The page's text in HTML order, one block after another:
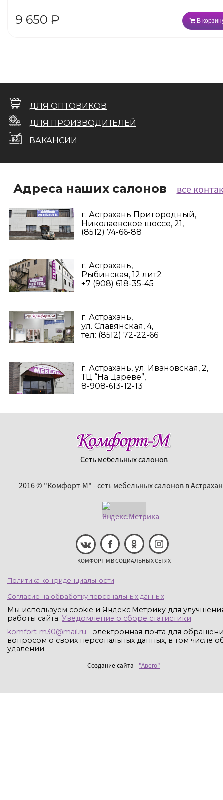
9 650 ₽ В
ДЛЯ ОПТОВИКОВ
ДЛЯ ПРОИЗВОДИТЕЛЕЙ
ВАКАНСИИ
Адреса наших салонов все
г. Астрахань Пригородный,
Николаевское шоссе, 21,
(8512) 74-66-88
г. Астрахань,
Рыбинская, 12 лит2
+7 (908) 618-35-45‬
г. Астрахань,
ул. Славянская, 4,
тел: (8512) 72-22-66
г. Астрахань, ул. Ивановская, 2,
ТЦ “На Цареве”,
8-908-613-12-13
Сеть мебельных салонов
2016 © "Комфорт-М" - сеть мебельных салонов в
КОМФОРТ-М В СОЦИАЛЬНЫХ СЕТЯХ
Политика конфиденциальности
Согласие на обработку персональных данных
Мы используем cookie и Яндекс.Метрику для
работы сайта. Уведомление о сборе статистики
komfort-m30@mail.ru - электронная почта для
вопросом о своих персональных данных, в том числе
удалении.
Создание сайта - "Авего"